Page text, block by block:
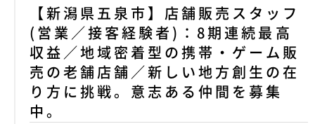
【新潟県五泉市】店舗販売スタッフ
(営業／接客経験者)：8期連続最高
収益／地域密着型の携帯・ゲーム販
売の老舗店舗／新しい地方創生の在
り方に挑戦。意志ある仲間を募集
中。